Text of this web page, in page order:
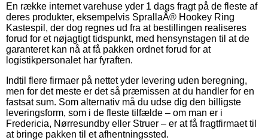
En række internet varehuse yder 1 dags fragt på de fleste af
deres produkter, eksempelvis SprallaÂ® Hookey Ring
Kastespil, der dog regnes ud fra at bestillingen realiseres
forud for et nøjagtigt tidspunkt, med hensynstagen til at de
garanteret kan nå at få pakken ordnet forud for at
logistikpersonalet har fyraften.
Indtil flere firmaer på nettet yder levering uden beregning,
men for det meste er det så præmissen at du handler for en
fastsat sum. Som alternativ må du udse dig den billigste
leveringsform, som i de fleste tilfælde – om man er i
Fredericia, Nørresundby eller Struer – er at få fragtfirmaet til
at bringe pakken til et afhentningssted.